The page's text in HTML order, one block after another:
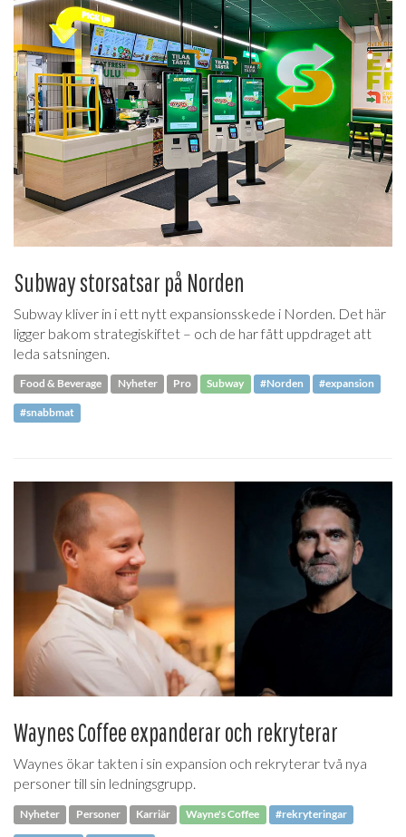
Subway storsatsar på Norden
Subway kliver in i ett nytt expansionsskede i Norden. Det här
ligger bakom strategiskiftet – och de har fått uppdraget att
leda satsningen.
Food & Beverage Nyheter Pro Subway #Norden #expansion
#snabbmat
Waynes Coffee expanderar och rekryterar
Waynes ökar takten i sin expansion och rekryterar två nya
personer till sin ledningsgrupp.
Nyheter Personer Karriär Wayne's Coffee #rekryteringar